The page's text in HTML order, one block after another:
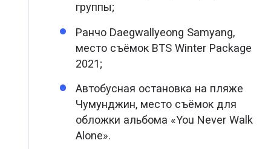
группы;
Ранчо Daegwallyeong Samyang,
место съёмок BTS Winter Package
2021;
Автобусная остановка на пляже
Чумунджин, место съёмок для
обложки альбома «You Never Walk
Alone».